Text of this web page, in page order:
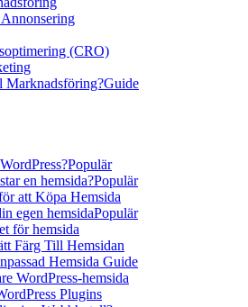
(CRO)
Marknadsföring?Guide
Populär
en hemsida?Populär
att Köpa Hemsida
egen hemsidaPopulär
för hemsida
Färg Till Hemsidan
Hemsida Guide
WordPress-hemsida
Plugins